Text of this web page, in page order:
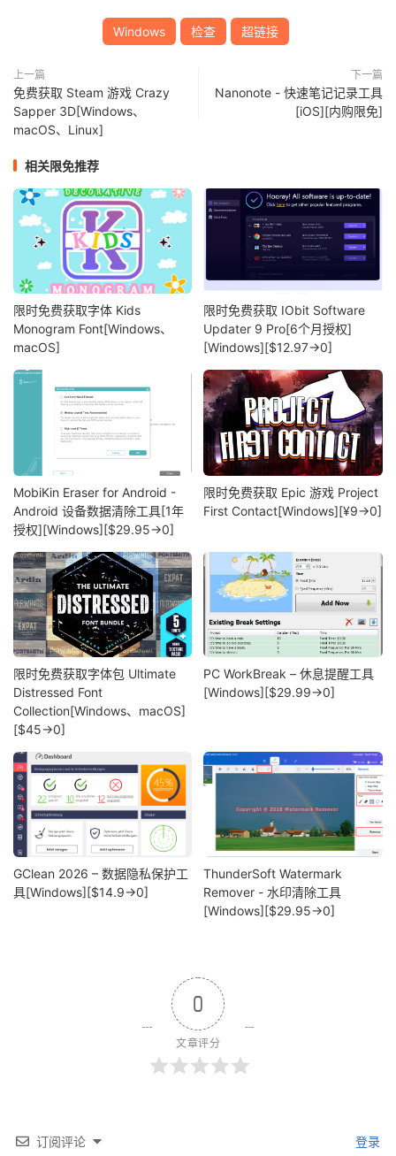
Windows 检查 超链接
上一篇
免费获取 Steam 游戏 Crazy
Sapper 3D[Windows、
macOS、Linux]
下一篇
Nanonote - 快速笔记记录工具
[iOS][内购限免]
相关限免推荐
限时免费获取字体 Kids
Monogram Font[Windows、
macOS]
限时免费获取 IObit Software
Updater 9 Pro[6个月授权]
[Windows][$12.97→0]
MobiKin Eraser for Android -
Android 设备数据清除工具[1年
授权][Windows][$29.95→0]
限时免费获取 Epic 游戏 Project
First Contact[Windows][¥9→0]
限时免费获取字体包 Ultimate
Distressed Font
Collection[Windows、macOS]
[$45→0]
PC WorkBreak – 休息提醒工具
[Windows][$29.99→0]
GClean 2026 – 数据隐私保护工
具[Windows][$14.9→0]
ThunderSoft Watermark
Remover - 水印清除工具
[Windows][$29.95→0]
0
文章评分
订阅评论 登录